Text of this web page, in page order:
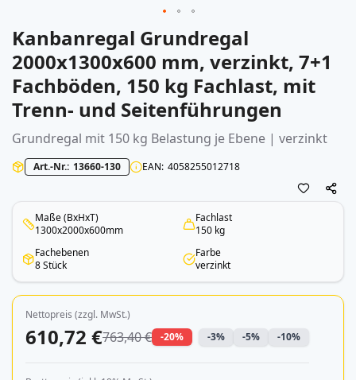
Zum
Anfang
der
Bildergalerie
springen
Kanbanregal Grundregal
2000x1300x600 mm, verzinkt, 7+1
Fachböden, 150 kg Fachlast, mit
Trenn- und Seitenführungen
Grundregal mit 150 kg Belastung je Ebene | verzinkt
Art.-Nr. 13660-130 EAN 4058255012718
Maße (BxHxT)
1300x2000x600mm
Fachlast
150 kg
Fachebenen
8 Stück
Farbe
verzinkt
Nettopreis (zzgl. MwSt.)
610,72 €763,40 € -20% -3% -5% -10%